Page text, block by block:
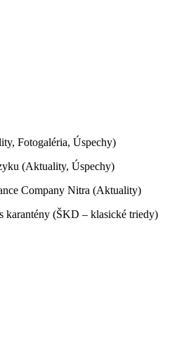
Fotogaléria, Úspechy)
(Aktuality, Úspechy)
Company Nitra (Aktuality)
karantény (ŠKD – klasické triedy)